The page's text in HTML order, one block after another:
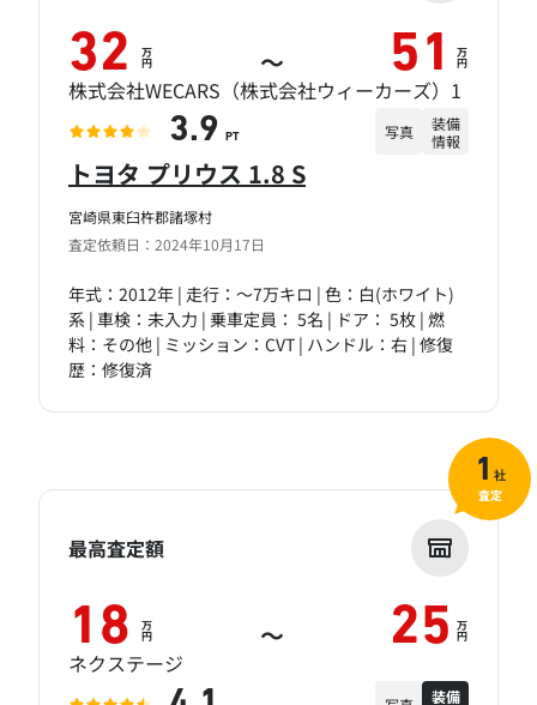
宮崎県東臼杵郡諸塚村
査定依頼日：2024年10月17日
トヨタ プリウス 1.8 S
年式：2012年 | 走行：～7万キロ | 色：白(ホワイト)
系 | 車検：未入力 | 乗車定員： 5名 | ドア： 5枚 | 燃
料：その他 | ミッション：CVT | ハンドル：右 | 修復
歴：修復済
32 万
円 ～ 51 万
円
株式会社WECARS（株式会社ウィーカーズ）1
3.9 PT 写真
装備
情報
最高査定額
18 万
円 ～ 25 万
円
ネクステージ
装備
1 社
査定